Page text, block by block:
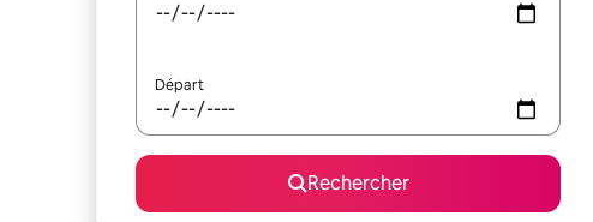
Départ
Rechercher